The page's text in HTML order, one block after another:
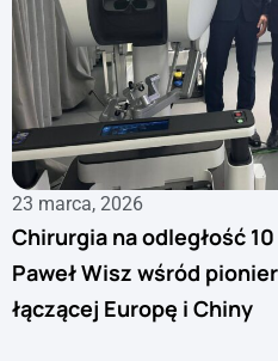
23 marca, 2026
Chirurgia na odległość
Paweł Wisz wśród
łączącej Europę i Chiny